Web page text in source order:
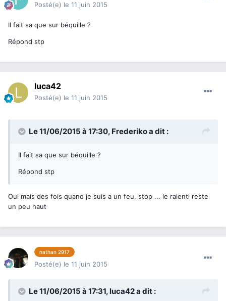
Posté(e) le 11 juin 2015
Il fait sa que sur béquille ?
Répond stp
luca42
Posté(e) le 11 juin 2015
Le 11/06/2015 à 17:30, Frederiko a dit :
Il fait sa que sur béquille ?
Répond stp
Oui mais des fois quand je suis a un feu, stop ... le ralenti reste
un peu haut
nathan 2917
Posté(e) le 11 juin 2015
Le 11/06/2015 à 17:31, luca42 a dit :